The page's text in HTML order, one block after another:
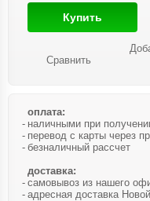
Купить
Сравнить
оплата:
наличными при
перевод с карты через
безналичный рассчет
доставка:
самовывоз из нашего
адресная доставка